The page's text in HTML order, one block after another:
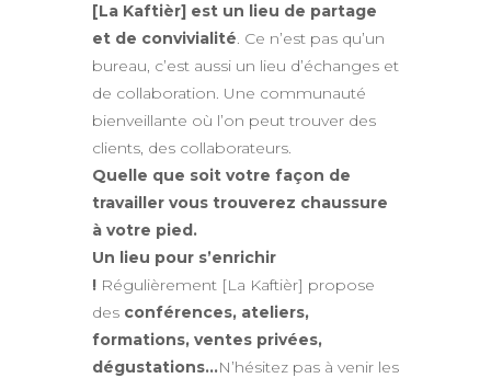
[La Kaftièr] est un lieu de partage
et de convivialité. Ce n’est pas qu’un
bureau, c’est aussi un lieu d’échanges et
de collaboration. Une communauté
bienveillante où l’on peut trouver des
clients, des collaborateurs.
Quelle que soit votre façon de
travailler vous trouverez chaussure
à votre pied.
Un lieu pour s’enrichir
! Régulièrement [La Kaftièr] propose
des conférences, ateliers,
formations, ventes privées,
dégustations…N’hésitez pas à venir les